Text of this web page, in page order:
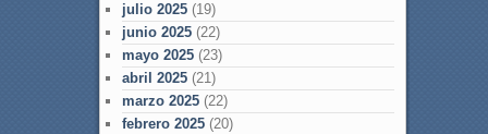
julio 2025(19)
junio 2025(22)
mayo 2025(23)
abril 2025(21)
marzo 2025(22)
febrero 2025(20)